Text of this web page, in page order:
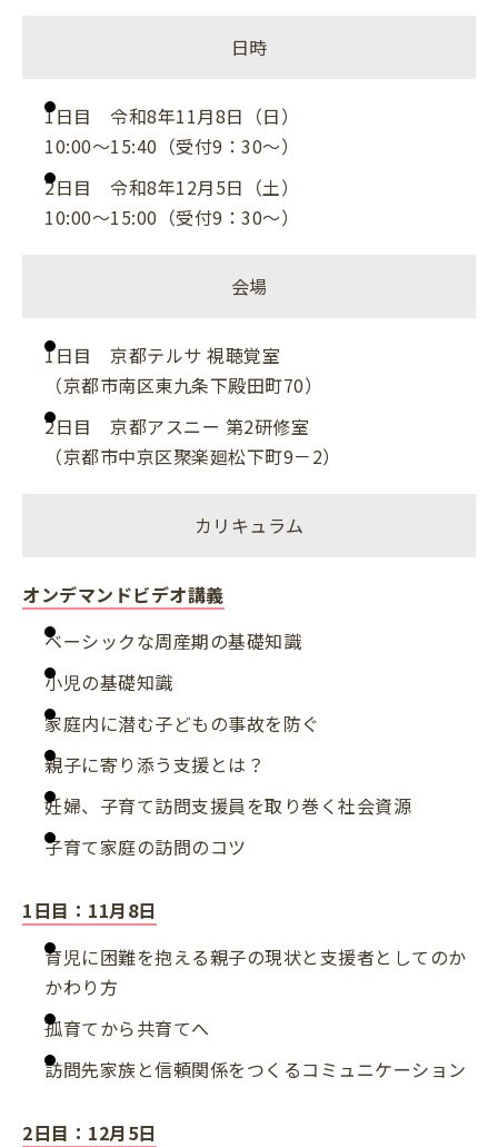
日時
1日目 令和8年11月8日（日）
10:00～15:40（受付9：30～）
2日目 令和8年12月5日（土）
10:00～15:00（受付9：30～）
会場
1日目 京都テルサ 視聴覚室
（京都市南区東九条下殿田町70）
2日目 京都アスニー 第2研修室
（京都市中京区聚楽廻松下町9－2）
カリキュラム
オンデマンドビデオ講義
ベーシックな周産期の基礎知識
小児の基礎知識
家庭内に潜む子どもの事故を防ぐ
親子に寄り添う支援とは？
妊婦、子育て訪問支援員を取り巻く社会資源
子育て家庭の訪問のコツ
1日目：11月8日
育児に困難を抱える親子の現状と支援者としてのか
かわり方
孤育てから共育てへ
訪問先家族と信頼関係をつくるコミュニケーション
2日目：12月5日